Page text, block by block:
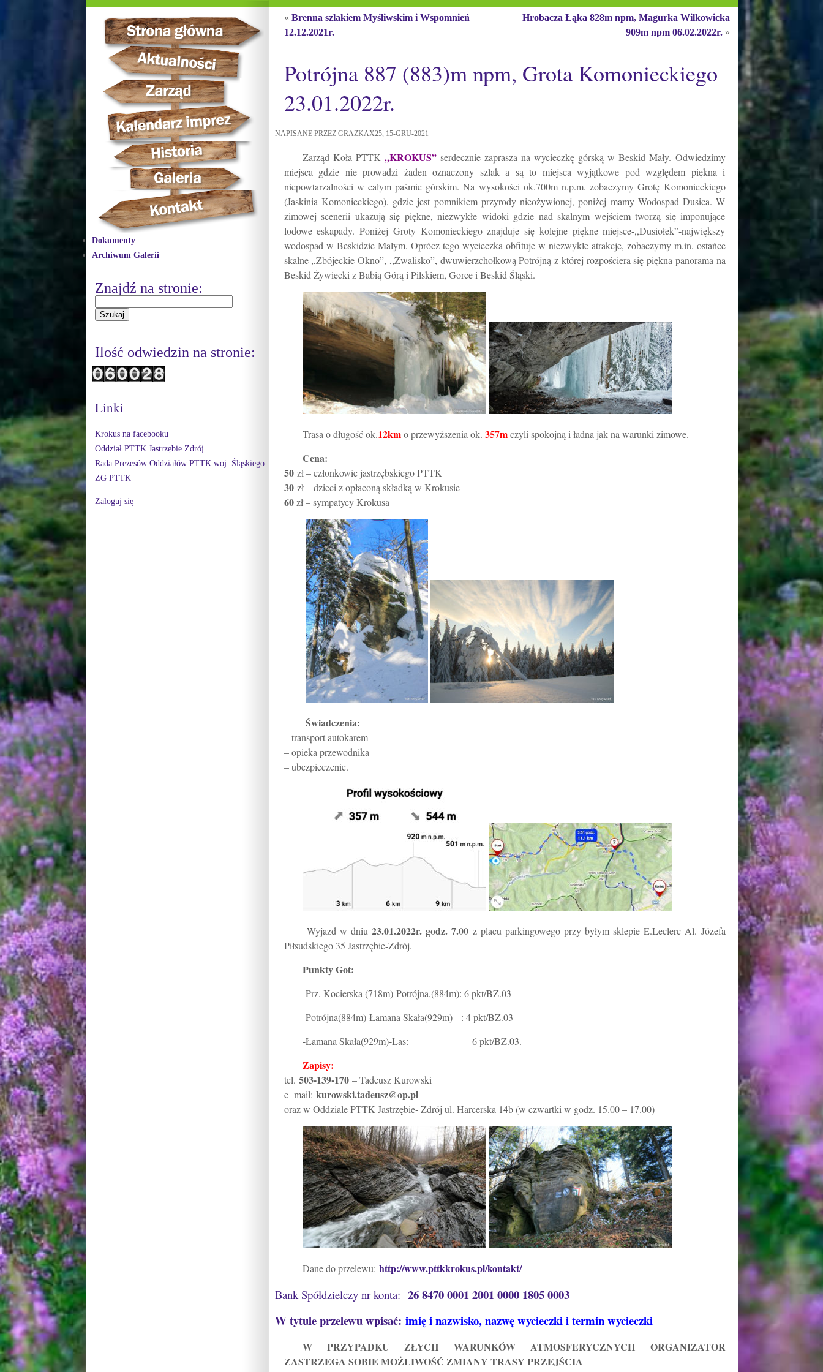
« Brenna szlakiem Myśliwskim i Wspomnień
12.12.2021r.
Hrobacza Łąka 828m npm, Magurka Wilkowicka
909m npm 06.02.2022r.»
Potrójna 887 (883)m npm, Grota Komonieckiego
23.01.2022r.
NAPISANE PRZEZ GRAZKAX25, 15-GRU-2021
Zarząd Koła PTTK „KROKUS” serdecznie zaprasza na wycieczkę górską w Beskid Mały. Odwiedzimy
miejsca gdzie nie prowadzi żaden oznaczony szlak a są to miejsca wyjątkowe pod względem piękna i
niepowtarzalności w całym paśmie górskim. Na wysokości ok.700m n.p.m. zobaczymy Grotę Komonieckiego
(Jaskinia Komonieckiego), gdzie jest pomnikiem przyrody nieożywionej, poniżej mamy Wodospad Dusica. W
zimowej scenerii ukazują się piękne, niezwykłe widoki gdzie nad skalnym wejściem tworzą się imponujące
lodowe eskapady. Poniżej Groty Komonieckiego znajduje się kolejne piękne miejsce-,,Dusiołek”-największy
wodospad w Beskidzie Małym. Oprócz tego wycieczka obfituje w niezwykłe atrakcje, zobaczymy m.in. ostańce
skalne ,,Zbójeckie Okno”, ,,Zwalisko”, dwuwierzchołkową Potrójną z której rozpościera się piękna panorama na
Beskid Żywiecki z Babią Górą i Pilskiem, Gorce i Beskid Śląski.
Trasa o długość ok.12kmo przewyższenia ok. 357mczyli spokojną i ładna jak na warunki zimowe.
Cena:
50zł – członkowie jastrzębskiego PTTK
30zł – dzieci z opłaconą składką w Krokusie
60 zł – sympatycy Krokusa
Świadczenia:
– transport autokarem
– opieka przewodnika
– ubezpieczenie.
Wyjazd w dniu 23.01.2022r. godz. 7.00z placu parkingowego przy byłym sklepie E.Leclerc Al. Józefa
Piłsudskiego 35 Jastrzębie-Zdrój.
Punkty Got:
-Prz. Kocierska (718m)-Potrójna,(884m): 6 pkt/BZ.03
-Potrójna(884m)-Łamana Skała(929m) : 4 pkt/BZ.03
-Łamana Skała(929m)-Las: 6 pkt/BZ.03.
Zapisy:
tel. 503-139-170– Tadeusz Kurowski
e- mail: kurowski.tadeusz@op.pl
oraz w Oddziale PTTK Jastrzębie- Zdrój ul. Harcerska 14b (w czwartki w godz. 15.00 – 17.00)
Dane do przelewu: http://www.pttkkrokus.pl/kontakt/
Bank Spółdzielczy nr konta: 26 8470 0001 2001 0000 1805 0003
W tytule przelewu wpisać: imię i nazwisko, nazwę wycieczki i termin wycieczki
W PRZYPADKU ZŁYCH WARUNKÓW ATMOSFERYCZNYCH ORGANIZATOR
ZASTRZEGA SOBIE MOŻLIWOŚĆ ZMIANY TRASY PRZEJŚCIA
Dokumenty
Archiwum Galerii
Znajdź na stronie:
Ilość odwiedzin na stronie:
Linki
Krokus na facebooku
Oddział PTTK Jastrzębie Zdrój
Rada Prezesów Oddziałów PTTK woj. Śląskiego
ZG PTTK
Zaloguj się